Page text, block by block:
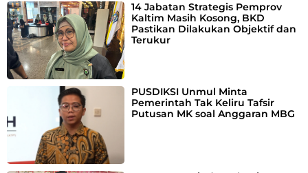
14 Jabatan Strategis Pemprov
Kaltim Masih Kosong, BKD
Pastikan Dilakukan Objektif dan
Terukur
PUSDIKSI Unmul Minta
Pemerintah Tak Keliru Tafsir
Putusan MK soal Anggaran MBG